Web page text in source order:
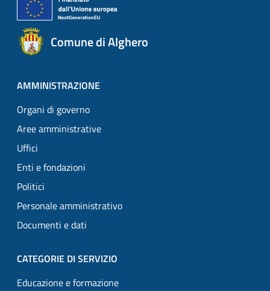
Comune di Alghero
AMMINISTRAZIONE
Organi di governo
Aree amministrative
Uffici
Enti e fondazioni
Politici
Personale amministrativo
Documenti e dati
CATEGORIE DI SERVIZIO
Educazione e formazione